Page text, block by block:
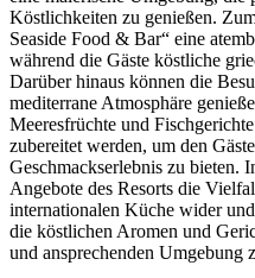
Köstlichkeiten zu genießen.
Seaside Food & Bar“ eine
während die Gäste köstliche
Darüber hinaus können die
mediterrane Atmosphäre
Meeresfrüchte und
zubereitet werden, um den
Geschmackserlebnis zu bieten.
Angebote des Resorts die
internationalen Küche wider
die köstlichen Aromen und
und ansprechenden Umgebung